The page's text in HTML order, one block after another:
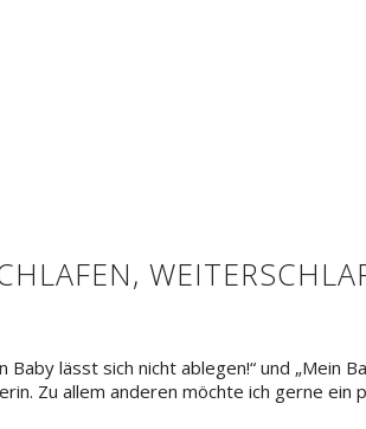
Baby lässt sich nicht ablegen!“ und
Zu allem anderen möchte ich gerne